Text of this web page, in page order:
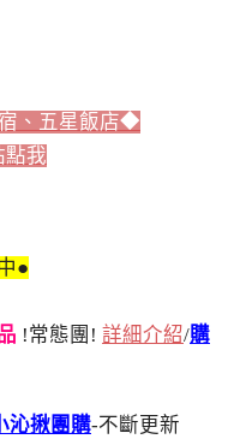
、五星飯店◆
點我
●
!常態團! 詳細介紹/購
沁揪團購-不斷更新